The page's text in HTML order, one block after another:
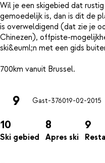
Wil je een skigebied dat
gemoedelijk is, dan is dit de
is overweldigend (dat zie je
Chinezen), offpiste-
ski&euml;n met een gids
9 Gast-376019-02-2015
10
Ski gebied
8
Apres ski
9